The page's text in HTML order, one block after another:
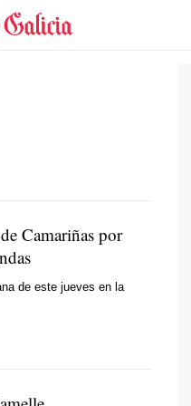
Camariñas por
de este jueves en la